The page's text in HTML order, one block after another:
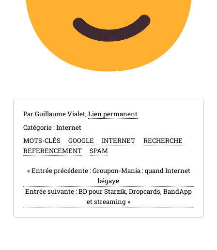
Par Guillaume Vialet, Lien permanent
Catégorie :Internet
MOTS-CLÉS
GOOGLE INTERNET
RECHERCHE
REFERENCEMENT
SPAM
«Entrée précédente :Groupon-Mania : quand Internet
bégaye
Entrée suivante :BD pour Starzik, Dropcards, BandApp
et streaming »